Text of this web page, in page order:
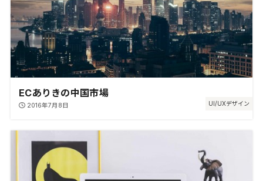
UI/UXデザイン
ECありきの中国市場
2016年7月8日